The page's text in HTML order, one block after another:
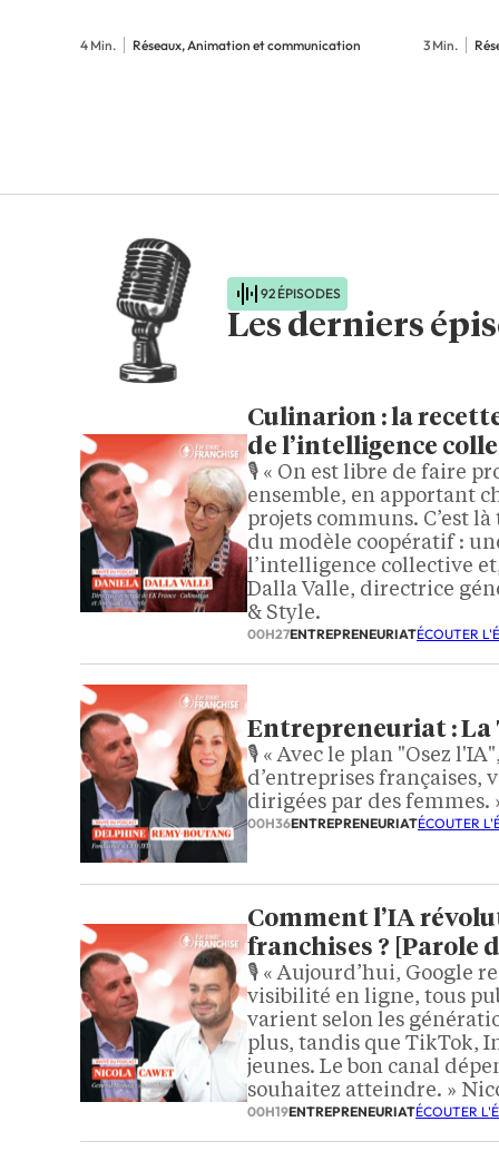
lancer. Le groupe a choisi d’en
faire un atout et de mettre en
4 Min. Réseaux, Animation et communication
food
faire
3 Min.
92 ÉPISODES
Les derniers
Culinarion : la
de l’intelligence
🎙️ « On est libre de faire
ensemble, en apportant
projets communs. C’est
du modèle coopératif :
l’intelligence collective
Dalla Valle, directrice
& Style.
00H27ENTREPRENEURIATÉCOUTER
Entrepreneuriat : La
🎙️ « Avec le plan "Osez
d’entreprises françaises,
dirigées par des femmes.
00H36ENTREPRENEURIATÉCOUTER
Comment l’IA
franchises ? [Parole
🎙️ « Aujourd’hui, Google
visibilité en ligne, tous
varient selon les
plus, tandis que TikTok,
jeunes. Le bon canal
souhaitez atteindre. »
00H19ENTREPRENEURIATÉCOUTER